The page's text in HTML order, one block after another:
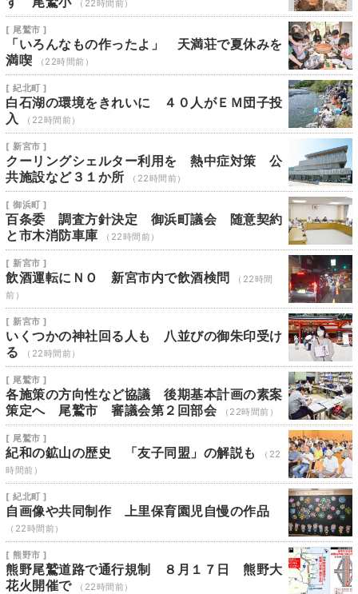
（22時間前）
[ 尾鷲市 ]
「いろんなもの作ったよ」 天満荘で夏休みを
満喫
（22時間前）
[ 紀北町 ]
白石湖の環境をきれいに ４０人がＥＭ団子投
入
（22時間前）
[ 新宮市 ]
クーリングシェルター利用を 熱中症対策 公
共施設など３１か所
（22時間前）
[ 御浜町 ]
百条委 調査方針決定 御浜町議会 随意契約
と市木消防車庫
（22時間前）
[ 新宮市 ]
飲酒運転にＮＯ 新宮市内で飲酒検問
（22時間
前）
[ 新宮市 ]
いくつかの神社回る人も 八並びの御朱印受け
る
（22時間前）
[ 尾鷲市 ]
各施策の方向性など協議 後期基本計画の素案
策定へ 尾鷲市 審議会第２回部会
（22時間前）
[ 尾鷲市 ]
紀和の鉱山の歴史 「友子同盟」の解説も
（22
時間前）
[ 紀北町 ]
自画像や共同制作 上里保育園児自慢の作品
（22時間前）
[ 熊野市 ]
熊野尾鷲道路で通行規制 ８月１７日 熊野大
花火開催で
（22時間前）